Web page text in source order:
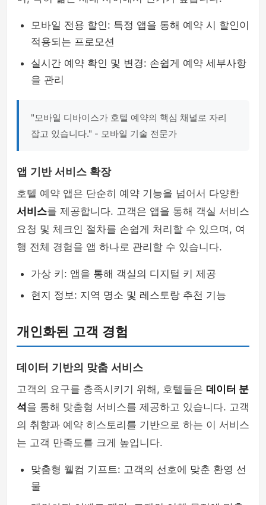
모바일 전용 할인: 특정 앱을 통해 예약 시 할인이
적용되는 프로모션
실시간 예약 확인 및 변경: 손쉽게 예약 세부사항
을 관리
"모바일 디바이스가 호텔 예약의 핵심 채널로 자리
잡고 있습니다." - 모바일 기술 전문가
앱 기반 서비스 확장
호텔 예약 앱은 단순히 예약 기능을 넘어서 다양한
서비스를 제공합니다. 고객은 앱을 통해 객실 서비스
요청 및 체크인 절차를 손쉽게 처리할 수 있으며, 여
행 전체 경험을 앱 하나로 관리할 수 있습니다.
가상 키: 앱을 통해 객실의 디지털 키 제공
현지 정보: 지역 명소 및 레스토랑 추천 기능
개인화된 고객 경험
데이터 기반의 맞춤 서비스
고객의 요구를 충족시키기 위해, 호텔들은 데이터 분
석을 통해 맞춤형 서비스를 제공하고 있습니다. 고객
의 취향과 예약 히스토리를 기반으로 하는 이 서비스
는 고객 만족도를 크게 높입니다.
맞춤형 웰컴 기프트: 고객의 선호에 맞춘 환영 선
물